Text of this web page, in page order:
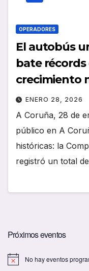
OPERADORES
El autobús
bate récords
crecimiento
ENERO 28, 2026
A Coruña, 28 de
público en A
históricas: la
registró un total de
Próximos eventos
No hay eventos